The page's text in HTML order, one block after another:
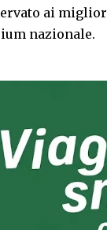
ai
nazionale.